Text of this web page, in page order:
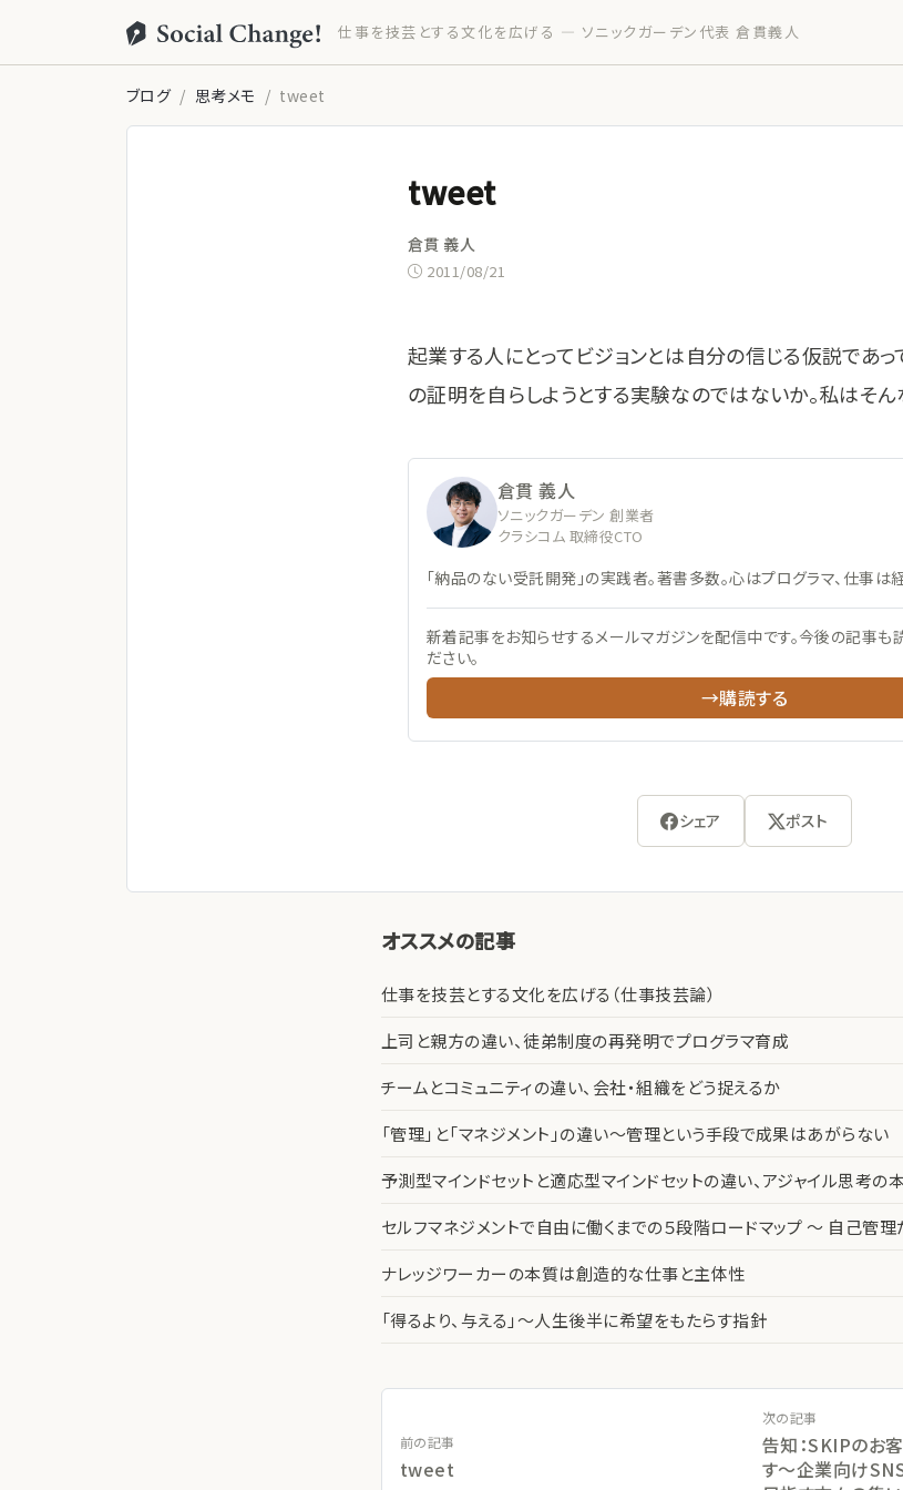
仕事を技芸とする文化を広げる — ソニックガーデン代表 倉貫義人
ブログ 思考メモ tweet
tweet
倉貫 義人
2011/08/21
起業する人にとってビジョンとは自分の信じる仮説であっ
の証明を自らしようとする実験なのではないか。私はそん
倉貫 義人
ソニックガーデン 創業者
クラシコム 取締役CTO
「納品のない受託開発」の実践者。著書多数。心はプログラマ、仕事は
新着記事をお知らせするメールマガジンを配信中です。今後の記事も
ださい。
→購読する
シェア ポスト
オススメの記事
仕事を技芸とする文化を広げる（仕事技芸論）
上司と親方の違い、徒弟制度の再発明でプログラマ育成
チームとコミュニティの違い、会社・組織をどう捉えるか
「管理」と「マネジメント」の違い〜管理という手段で成果はあがらない
予測型マインドセットと適応型マインドセットの違い、アジャイル思考の
セルフマネジメントで自由に働くまでの５段階ロードマップ 〜 自己管
ナレッジワーカーの本質は創造的な仕事と主体性
「得るより、与える」〜人生後半に希望をもたらす指針
前の記事
tweet
次の記事
告知：SKIPのお
す〜企業向け